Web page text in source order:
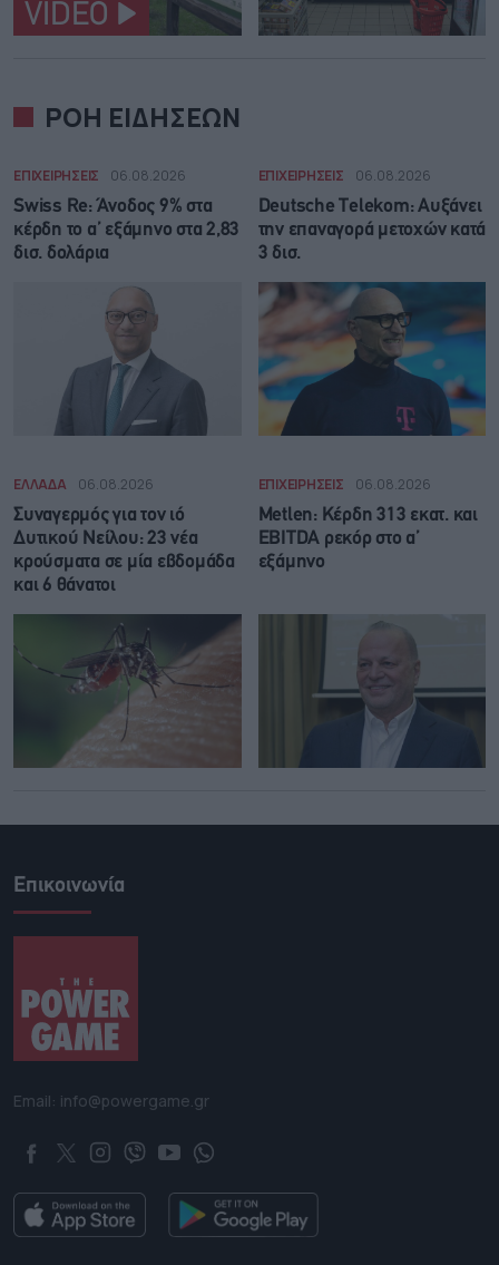
VIDEO
ΡΟΗ ΕΙΔΗΣΕΩΝ
ΕΠΙΧΕΙΡΗΣΕΙΣ 06.08.2026
Swiss Re: Άνοδος 9% στα
κέρδη το α’ εξάμηνο στα 2,83
δισ. δολάρια
ΕΠΙΧΕΙΡΗΣΕΙΣ 06.08.2026
Deutsche Telekom: Αυξάνει
την επαναγορά μετοχών κατά
3 δισ.
ΕΛΛΑΔΑ 06.08.2026
Συναγερμός για τον ιό
Δυτικού Νείλου: 23 νέα
κρούσματα σε μία εβδομάδα
και 6 θάνατοι
ΕΠΙΧΕΙΡΗΣΕΙΣ 06.08.2026
Metlen: Κέρδη 313 εκατ. και
EBITDA ρεκόρ στο α’
εξάμηνο
Επικοινωνία
Email: info@powergame.gr